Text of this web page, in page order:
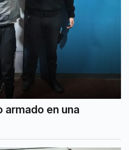
armado en una